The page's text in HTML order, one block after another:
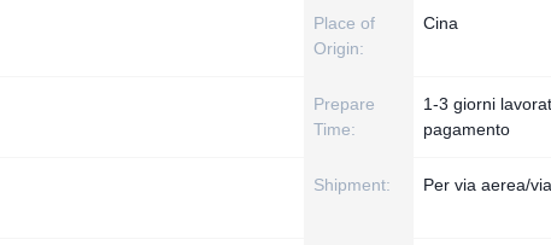
Place of
Origin:
Cina
Prepare
Time:
1-3 giorni
pagamento
Shipment: Per via aerea/